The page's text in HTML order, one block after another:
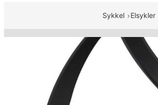
Sykkel Elsykler